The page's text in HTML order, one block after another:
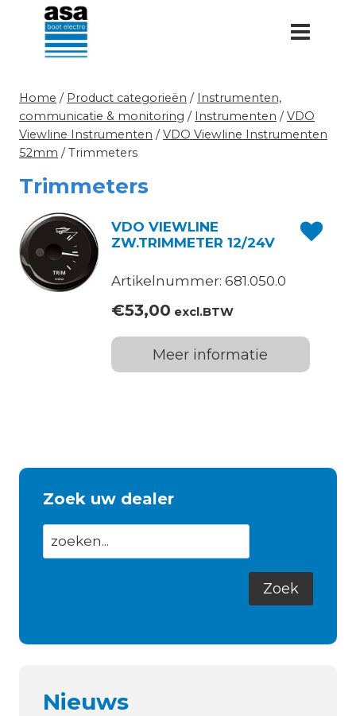
Doorgaan
inhoud
Home / Product categorieën / Instrumenten,
communicatie & monitoring / Instrumenten / VDO
Viewline Instrumenten / VDO Viewline Instrumenten
52mm / Trimmeters
Trimmeters
VDO VIEWLINE
ZW.TRIMMETER 12/24V
Artikelnummer: 681.050.0
€53,00 excl.BTW
Meer informatie
Zoek uw dealer
Nieuws